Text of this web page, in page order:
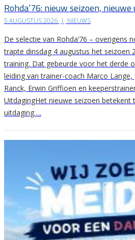
Rohda’76: nieuw seizoen,
5 AUGUSTUS 2026 | NIEUWS
De selectie van Rohda’76 – overigens
trapte dinsdag 4 augustus het seizoen
training. Dat gebeurde voor het derde
leiding van trainer-coach Marco
Ranck, Erwin Griffioen en
UitdagingHet nieuwe seizoen betekent
uitdaging….